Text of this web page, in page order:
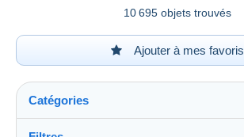
10 695 objets trouvés
Ajouter à mes favoris
Catégories